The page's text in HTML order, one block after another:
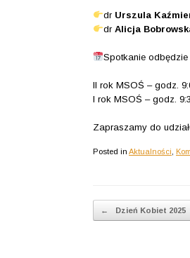
dr Urszula
dr Alicja
Spotkanie odbędzie
II rok MSOŚ – godz.
I rok MSOŚ – godz.
Zapraszamy do
Posted in Aktualności
Post navigation
← Dzień Kobiet 2025